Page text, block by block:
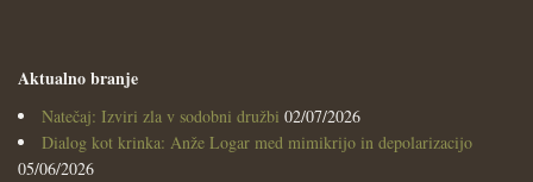
Aktualno branje
Natečaj: Izviri zla v sodobni družbi 02/07/2026
Dialog kot krinka: Anže Logar med mimikrijo in depolarizacijo
05/06/2026